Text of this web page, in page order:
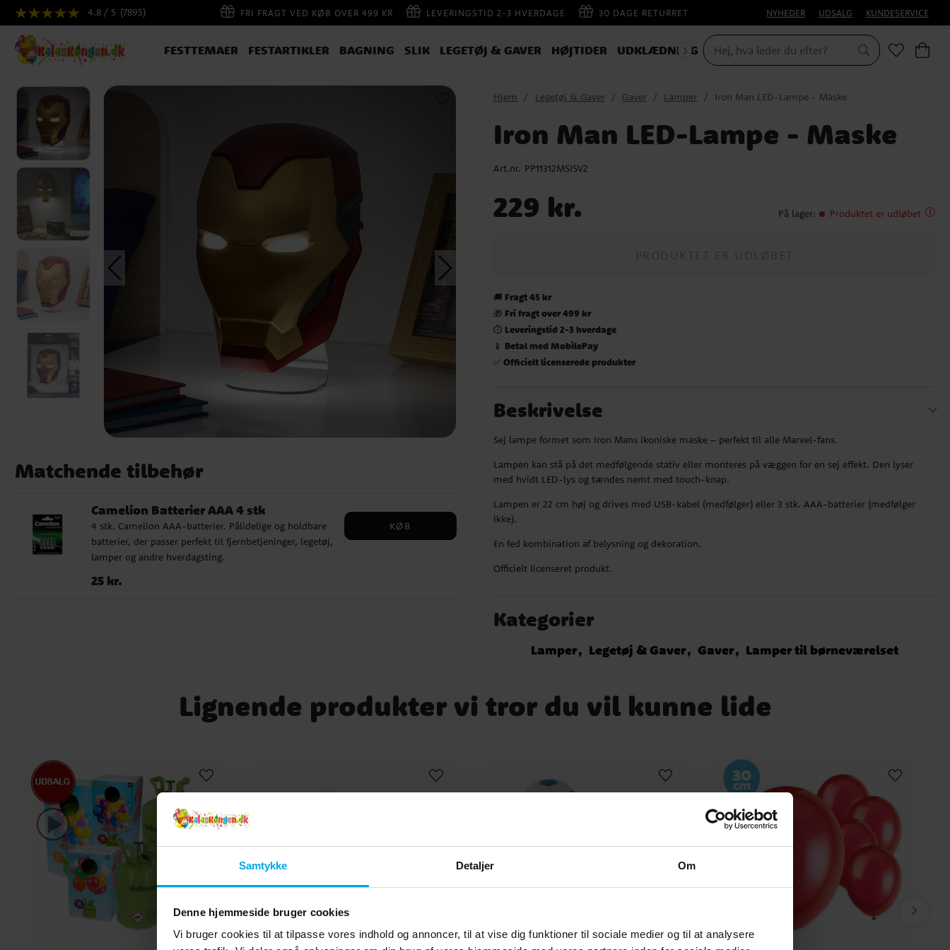
Samtykke Detaljer Om
Denne hjemmeside bruger cookies
Vi bruger cookies til at tilpasse vores indhold og annoncer, til at vise dig funktioner til sociale medier og til at analysere
4.8 / 5 (7895) FRI FRAGT VED KØB OVER 499 KR LEVERINGSTID 2-3 HVERDAGE 30 DAGE RETURRET NYHEDER UDSALG KUNDESERVICE
FESTTEMAER FESTARTIKLER BAGNING SLIK LEGETØJ & GAVER HØJTIDER UDKLÆDNING HALLOWEEN
Matchende tilbehør
Camelion Batterier AAA 4 stk
4 stk. Camelion AAA-batterier. Pålidelige og holdbare
batterier, der passer perfekt til fjernbetjeninger, legetøj,
lamper og andre hverdagsting.
Pris:25 kr.
25 kr.
KØB
Hjem Legetøj & Gaver Gaver Lamper Iron Man LED-Lampe - Maske
Iron Man LED-Lampe - Maske
Art.nr. PP11312MSISV2
229 kr. På lager: Produktet er udløbet
🚚 Fragt 45 kr
🎁 Fri fragt over 499 kr
⏱️ Leveringstid 2-3 hverdage
📱 Betal med MobilePay
✅Officielt licenserede produkter
Beskrivelse
Sej lampe formet som Iron Mans ikoniske maske – perfekt til alle Marvel-fans.
Lampen kan stå på det medfølgende stativ eller monteres på væggen for en sej effekt. Den lyser
med hvidt LED-lys og tændes nemt med touch-knap.
Lampen er 22 cm høj og drives med USB-kabel (medfølger) eller 3 stk. AAA-batterier (medfølger
ikke).
En fed kombination af belysning og dekoration.
Officielt licenseret produkt.
Kategorier
Lamper Legetøj & Gaver Gaver Lamper til børneværelset
Lignende produkter vi tror du vil kunne lide